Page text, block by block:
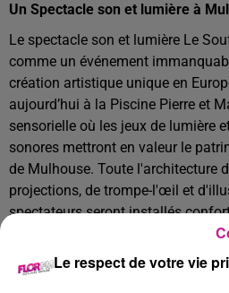
Un Spectacle son et lumière à
Le spectacle son et lumière Le
comme un événement
création artistique unique en
aujourd’hui à la Piscine Pierre et
sensorielle où les jeux de lumière
sonores mettront en valeur le
de Mulhouse. Toute l'architecture
projections, de trompe-l'œil et
spectateurs seront installés
dressé au sein même de l'ancien
les balcons du monument.
Le respect de votre vie